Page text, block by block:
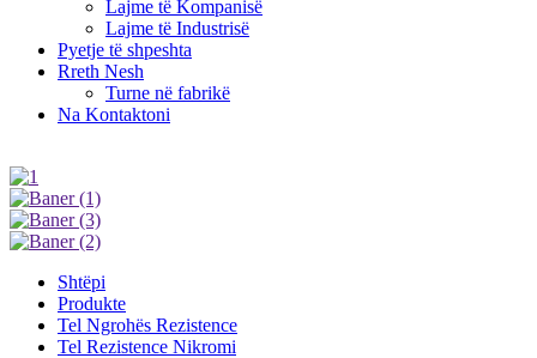
Lajme të Kompanisë
Lajme të Industrisë
Pyetje të shpeshta
Rreth Nesh
Turne në fabrikë
Na Kontaktoni
Shtëpi
Produkte
Tel Ngrohës Rezistence
Tel Rezistence Nikromi